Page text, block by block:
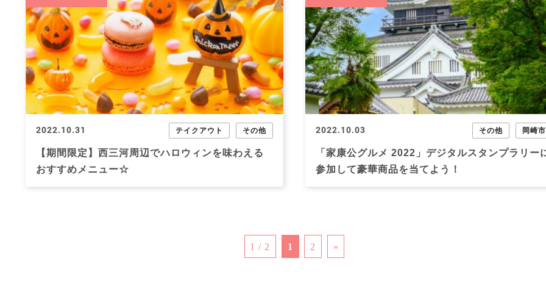
2022.10.31 テイクアウト その他
【期間限定】西三河周辺でハロウィンを味わえる
おすすめメニュー☆
2022.10.03 その他 岡崎市
「家康公グルメ 2022」デジタルスタンプラリー
参加して豪華商品を当てよう！
1 / 2 1 2 »